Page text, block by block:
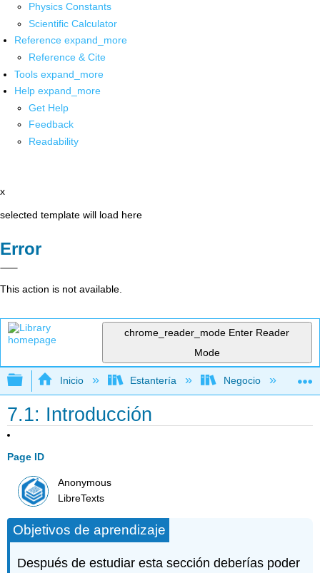
Physics Constants
Scientific Calculator
Reference expand_more
Reference & Cite
Tools expand_more
Help expand_more
Get Help
Feedback
Readability
x
selected template will load here
Error
This action is not available.
chrome_reader_mode Enter Reader
Mode
Expandir/contraer jerarquía global
Inicio Estantería Negocio
7.1: Introducción
Page ID
Anonymous
LibreTexts
Objetivos de aprendizaje
Después de estudiar esta sección deberías poder